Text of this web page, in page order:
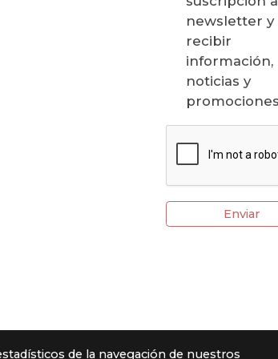
newsletter y
recibir
información,
noticias y
Enviar
de la navegación de nuestros